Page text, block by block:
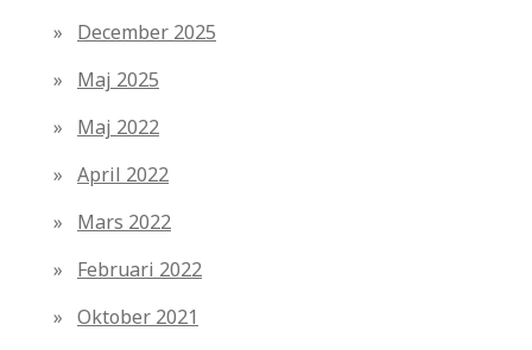
December 2025
Maj 2025
Maj 2022
April 2022
Mars 2022
Februari 2022
Oktober 2021